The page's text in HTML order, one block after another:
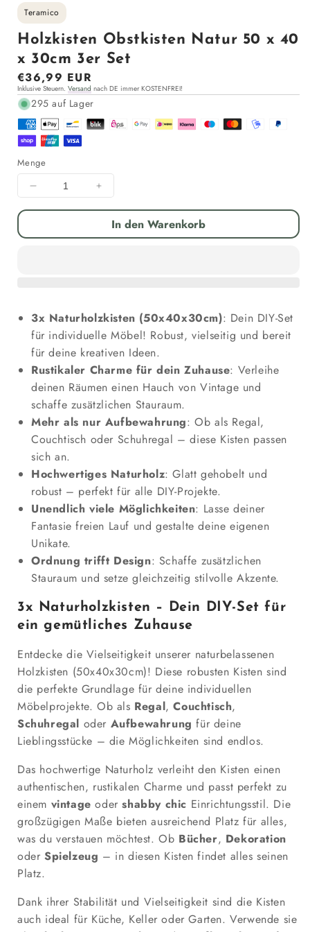
Teramico
Holzkisten Obstkisten Natur 50 x 40
x 30cm 3er Set
Normaler
Preis
€36,99 EUR
Inklusive Steuern. Versand nach DE immer KOSTENFREI!
295 auf Lager
Menge
Menge
für
Obstkisten
30cm
3er
Set
verringern
Menge
für
Holzkisten
Obstkisten
30cm
3er
Set
erhöhen
In den Warenkorb
3x Naturholzkisten (50x40x30cm): Dein DIY-Set
für individuelle Möbel! Robust, vielseitig und bereit
für deine kreativen Ideen.
Rustikaler Charme für dein Zuhause: Verleihe
deinen Räumen einen Hauch von Vintage und
schaffe zusätzlichen Stauraum.
Mehr als nur Aufbewahrung: Ob als Regal,
Couchtisch oder Schuhregal – diese Kisten passen
sich an.
Hochwertiges Naturholz: Glatt gehobelt und
robust – perfekt für alle DIY-Projekte.
Unendlich viele Möglichkeiten: Lasse deiner
Fantasie freien Lauf und gestalte deine eigenen
Unikate.
Ordnung trifft Design: Schaffe zusätzlichen
Stauraum und setze gleichzeitig stilvolle Akzente.
3x Naturholzkisten – Dein DIY-Set für
ein gemütliches Zuhause
Entdecke die Vielseitigkeit unserer naturbelassenen
Holzkisten (50x40x30cm)! Diese robusten Kisten sind
die perfekte Grundlage für deine individuellen
Möbelprojekte. Ob als Regal,Couchtisch,
Schuhregal oder Aufbewahrung für deine
Lieblingsstücke – die Möglichkeiten sind endlos.
Das hochwertige Naturholz verleiht den Kisten einen
authentischen, rustikalen Charme und passt perfekt zu
einem vintage odershabby chic Einrichtungsstil. Die
großzügigen Maße bieten ausreichend Platz für alles,
was du verstauen möchtest. Ob Bücher, Dekoration
oder Spielzeug – in diesen Kisten findet alles seinen
Platz.
Dank ihrer Stabilität und Vielseitigkeit sind die Kisten
auch ideal für Küche, Keller oder Garten. Verwende sie